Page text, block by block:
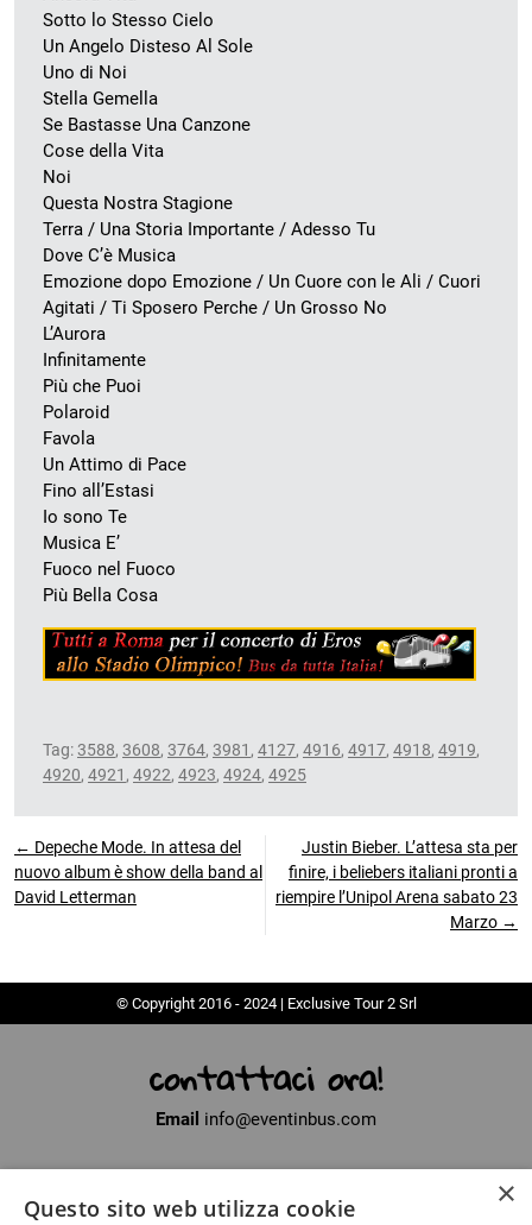
Sotto lo Stesso Cielo
Un Angelo Disteso Al Sole
Uno di Noi
Stella Gemella
Se Bastasse Una Canzone
Cose della Vita
Noi
Questa Nostra Stagione
Terra / Una Storia Importante / Adesso Tu
Dove C’è Musica
Emozione dopo Emozione / Un Cuore con le Ali / Cuori
Agitati / Ti Sposero Perche / Un Grosso No
L’Aurora
Infinitamente
Più che Puoi
Polaroid
Favola
Un Attimo di Pace
Fino all’Estasi
Io sono Te
Musica E’
Fuoco nel Fuoco
Più Bella Cosa
Tag:3588, 3608, 3764, 3981 , 4127, 4916, 4917, 4918, 4919,
4920, 4921 , 4922, 4923, 4924, 4925
← Depeche Mode. In attesa del
nuovo album è show della band al
David Letterman
Justin Bieber. L’attesa sta per
finire, i beliebers italiani pronti a
riempire l’Unipol Arena sabato 23
Marzo →
© Copyright 2016 - 2024 | Exclusive Tour 2 Srl
contattaci ora!
Email info@eventinbus.com
Partita Iva01371040450
×
Questo sito web utilizza cookie